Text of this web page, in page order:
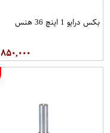
بکس درایو 1 اینچ 36 هنس
۸۵۰,۰۰۰